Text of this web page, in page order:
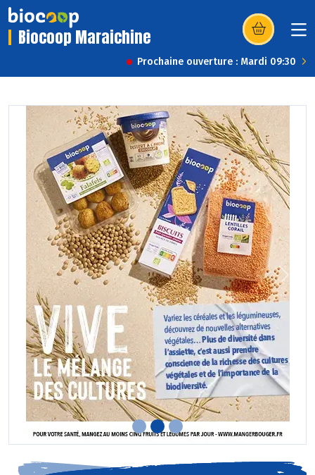
Biocoop Maraichine (s’ouvre dans
Prochaine ouverture : Mardi 09:30
Previous Next